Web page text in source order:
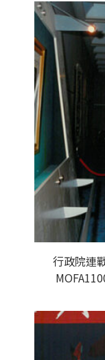
行政院連